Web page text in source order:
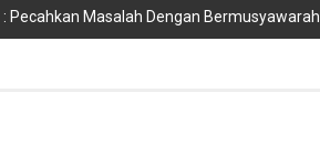
Pecahkan Masalah Dengan Bermusyawarah